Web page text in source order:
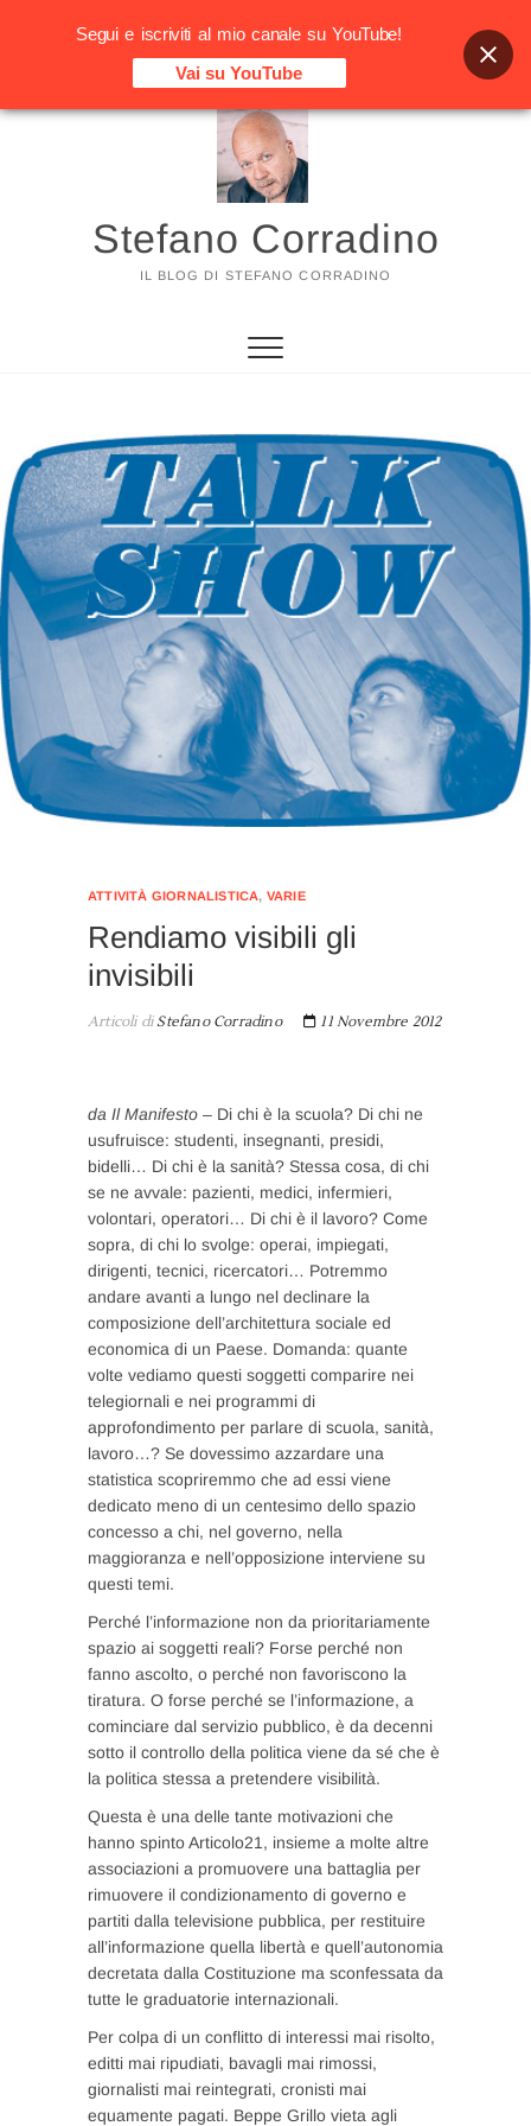
Vai
Stefano Corradino
IL BLOG DI STEFANO CORRADINO
ATTIVITÀ GIORNALISTICA, VARIE
Rendiamo visibili gli
invisibili
Articoli diStefano Corradino 11 Novembre 2012
da Il Manifesto – Di chi è la scuola? Di chi ne
usufruisce: studenti, insegnanti, presidi,
bidelli… Di chi è la sanità? Stessa cosa, di chi
se ne avvale: pazienti, medici, infermieri,
volontari, operatori… Di chi è il lavoro? Come
sopra, di chi lo svolge: operai, impiegati,
dirigenti, tecnici, ricercatori… Potremmo
andare avanti a lungo nel declinare la
composizione dell’architettura sociale ed
economica di un Paese. Domanda: quante
volte vediamo questi soggetti comparire nei
telegiornali e nei programmi di
approfondimento per parlare di scuola, sanità,
lavoro…? Se dovessimo azzardare una
statistica scopriremmo che ad essi viene
dedicato meno di un centesimo dello spazio
concesso a chi, nel governo, nella
maggioranza e nell’opposizione interviene su
questi temi.
Perché l’informazione non da prioritariamente
spazio ai soggetti reali? Forse perché non
fanno ascolto, o perché non favoriscono la
tiratura. O forse perché se l’informazione, a
cominciare dal servizio pubblico, è da decenni
sotto il controllo della politica viene da sé che è
la politica stessa a pretendere visibilità.
Questa è una delle tante motivazioni che
hanno spinto Articolo21, insieme a molte altre
associazioni a promuovere una battaglia per
rimuovere il condizionamento di governo e
partiti dalla televisione pubblica, per restituire
all’informazione quella libertà e quell’autonomia
decretata dalla Costituzione ma sconfessata da
tutte le graduatorie internazionali.
Per colpa di un conflitto di interessi mai risolto,
editti mai ripudiati, bavagli mai rimossi,
giornalisti mai reintegrati, cronisti mai
equamente pagati. Beppe Grillo vieta agli
Segui e iscriviti al mio canale su YouTube!
Vai su YouTube